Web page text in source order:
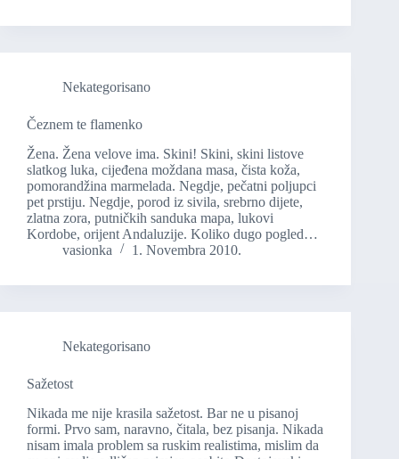
Nekategorisano
Čeznem te flamenko
Žena. Žena velove ima. Skini! Skini, skini listove
slatkog luka, cijeđena moždana masa, čista koža,
pomorandžina marmelada. Negdje, pečatni poljupci
pet prstiju. Negdje, porod iz sivila, srebrno dijete,
zlatna zora, putničkih sanduka mapa, lukovi
Kordobe, orijent Andaluzije. Koliko dugo pogled…
vasionka
1. Novembra 2010.
Nekategorisano
Sažetost
Nikada me nije krasila sažetost. Bar ne u pisanoj
formi. Prvo sam, naravno, čitala, bez pisanja. Nikada
nisam imala problem sa ruskim realistima, mislim da